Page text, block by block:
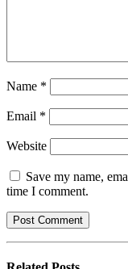
Name *
Email *
Website
Save my name,
time I comment.